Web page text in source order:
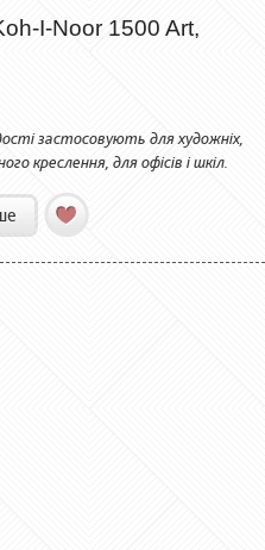
I-Noor 1500 Art,
застосовують для художніх,
креслення, для офісів і шкіл.